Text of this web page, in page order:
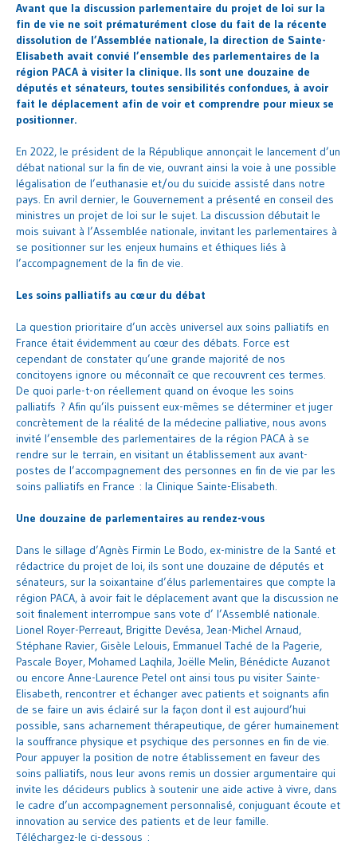
Avant que la discussion parlementaire du projet de loi sur la
fin de vie ne soit prématurément close du fait de la récente
dissolution de l’Assemblée nationale, la direction de Sainte-
Elisabeth avait convié l’ensemble des parlementaires de la
région PACA à visiter la clinique. Ils sont une douzaine de
députés et sénateurs, toutes sensibilités confondues, à avoir
fait le déplacement afin de voir et comprendre pour mieux se
positionner.
En 2022, le président de la République annonçait le lancement d’un
débat national sur la fin de vie, ouvrant ainsi la voie à une possible
légalisation de l’euthanasie et/ou du suicide assisté dans notre
pays. En avril dernier, le Gouvernement a présenté en conseil des
ministres un projet de loi sur le sujet. La discussion débutait le
mois suivant à l’Assemblée nationale, invitant les parlementaires à
se positionner sur les enjeux humains et éthiques liés à
l’accompagnement de la fin de vie.
Les soins palliatifs au cœur du débat
La question prioritaire d’un accès universel aux soins palliatifs en
France était évidemment au cœur des débats. Force est
cependant de constater qu’une grande majorité de nos
concitoyens ignore ou méconnaît ce que recouvrent ces termes.
De quoi parle-t-on réellement quand on évoque les soins
palliatifs ? Afin qu’ils puissent eux-mêmes se déterminer et juger
concrètement de la réalité de la médecine palliative, nous avons
invité l’ensemble des parlementaires de la région PACA à se
rendre sur le terrain, en visitant un établissement aux avant-
postes de l’accompagnement des personnes en fin de vie par les
soins palliatifs en France : la Clinique Sainte-Elisabeth.
Une douzaine de parlementaires au rendez-vous
Dans le sillage d’Agnès Firmin Le Bodo, ex-ministre de la Santé et
rédactrice du projet de loi, ils sont une douzaine de députés et
sénateurs, sur la soixantaine d’élus parlementaires que compte la
région PACA, à avoir fait le déplacement avant que la discussion ne
soit finalement interrompue sans vote d’ l’Assemblé nationale.
Lionel Royer-Perreaut, Brigitte Devésa, Jean-Michel Arnaud,
Stéphane Ravier, Gisèle Lelouis, Emmanuel Taché de la Pagerie,
Pascale Boyer, Mohamed Laqhila, Joëlle Melin, Bénédicte Auzanot
ou encore Anne-Laurence Petel ont ainsi tous pu visiter Sainte-
Elisabeth, rencontrer et échanger avec patients et soignants afin
de se faire un avis éclairé sur la façon dont il est aujourd’hui
possible, sans acharnement thérapeutique, de gérer humainement
la souffrance physique et psychique des personnes en fin de vie.
Pour appuyer la position de notre établissement en faveur des
soins palliatifs, nous leur avons remis un dossier argumentaire qui
invite les décideurs publics à soutenir une aide active à vivre, dans
le cadre d’un accompagnement personnalisé, conjuguant écoute et
innovation au service des patients et de leur famille.
Téléchargez-le ci-dessous :